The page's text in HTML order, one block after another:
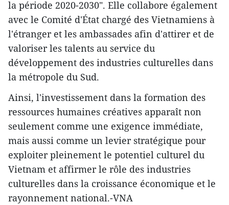
la période 2020-2030". Elle collabore également
avec le Comité d'État chargé des Vietnamiens à
l'étranger et les ambassades afin d'attirer et de
valoriser les talents au service du
développement des industries culturelles dans
la métropole du Sud.
Ainsi, l'investissement dans la formation des
ressources humaines créatives apparaît non
seulement comme une exigence immédiate,
mais aussi comme un levier stratégique pour
exploiter pleinement le potentiel culturel du
Vietnam et affirmer le rôle des industries
culturelles dans la croissance économique et le
rayonnement national.-VNA